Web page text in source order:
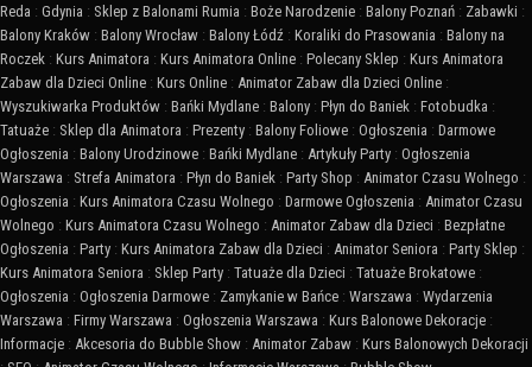
Reda : Gdynia : Sklep z Balonami Rumia : Boże Narodzenie : Balony Poznań : Zabawki :
Balony Kraków : Balony Wrocław : Balony Łódź : Koraliki do Prasowania : Balony na
Roczek : Kurs Animatora : Kurs Animatora Online : Polecany Sklep : Kurs Animatora
Zabaw dla Dzieci Online : Kurs Online : Animator Zabaw dla Dzieci Online :
Wyszukiwarka Produktów : Bańki Mydlane : Balony : Płyn do Baniek : Fotobudka :
Tatuaże : Sklep dla Animatora : Prezenty : Balony Foliowe : Ogłoszenia : Darmowe
Ogłoszenia : Balony Urodzinowe : Bańki Mydlane : Artykuły Party : Ogłoszenia
Warszawa : Strefa Animatora : Płyn do Baniek : Party Shop : Animator Czasu Wolnego :
Ogłoszenia : Kurs Animatora Czasu Wolnego : Darmowe Ogłoszenia : Animator Czasu
Wolnego : Kurs Animatora Czasu Wolnego : Animator Zabaw dla Dzieci : Bezpłatne
Ogłoszenia : Party : Kurs Animatora Zabaw dla Dzieci : Animator Seniora : Party Sklep :
Kurs Animatora Seniora : Sklep Party : Tatuaże dla Dzieci : Tatuaże Brokatowe :
Ogłoszenia : Ogłoszenia Darmowe : Zamykanie w Bańce : Warszawa : Wydarzenia
Warszawa : Firmy Warszawa : Ogłoszenia Warszawa : Kurs Balonowe Dekoracje :
Informacje : Akcesoria do Bubble Show : Animator Zabaw : Kurs Balonowych Dekoracji